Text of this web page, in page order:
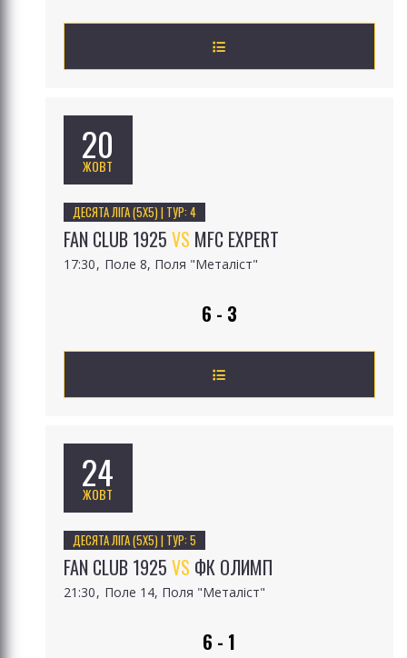
20
ЖОВТ
ДЕСЯТА ЛІГА (5Х5) | ТУР: 4
FAN CLUB 1925 VS MFC EXPERT
17:30 Поле 8, Поля "Металіст"
6 - 3
24
ЖОВТ
ДЕСЯТА ЛІГА (5Х5) | ТУР: 5
FAN CLUB 1925 VS ФК ОЛИМП
21:30 Поле 14, Поля "Металіст"
6 - 1